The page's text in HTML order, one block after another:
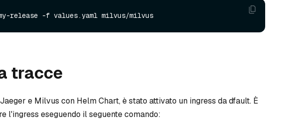
tracce
e Milvus con Helm Chart, è stato attivato un ingress da dfault. È
l'ingress eseguendo il seguente comando: